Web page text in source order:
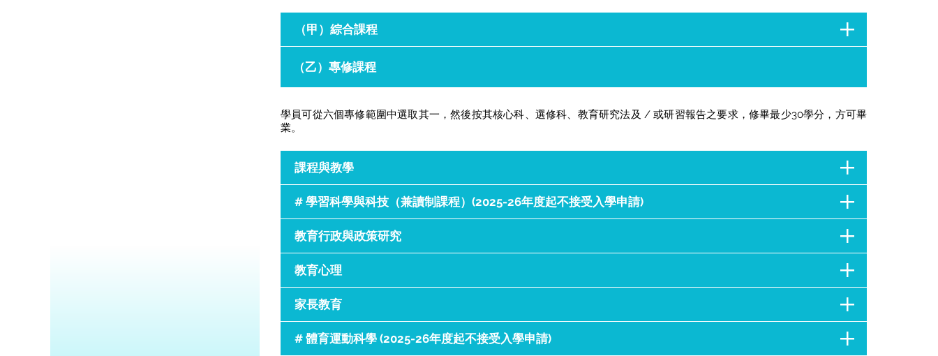
（甲）綜合課程
（乙）專修課程
學員可從六個專修範圍中選取其一，然後按其核心科、選修科、教育研究法及 / 或研習報告之要求，修畢最少30學分，方可畢
業。
課程與教學
# 學習科學與科技（兼讀制課程）(2025-26年度起不接受入學申請)
教育行政與政策研究
教育心理
家長教育
# 體育運動科學 (2025-26年度起不接受入學申請)